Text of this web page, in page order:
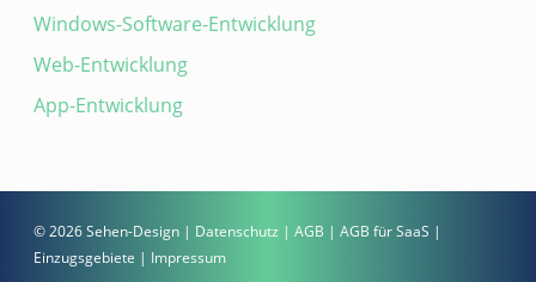
Windows-Software-Entwicklung
Web-Entwicklung
App-Entwicklung
© 2026 Sehen-Design | Datenschutz | AGB | AGB für SaaS |
Einzugsgebiete | Impressum